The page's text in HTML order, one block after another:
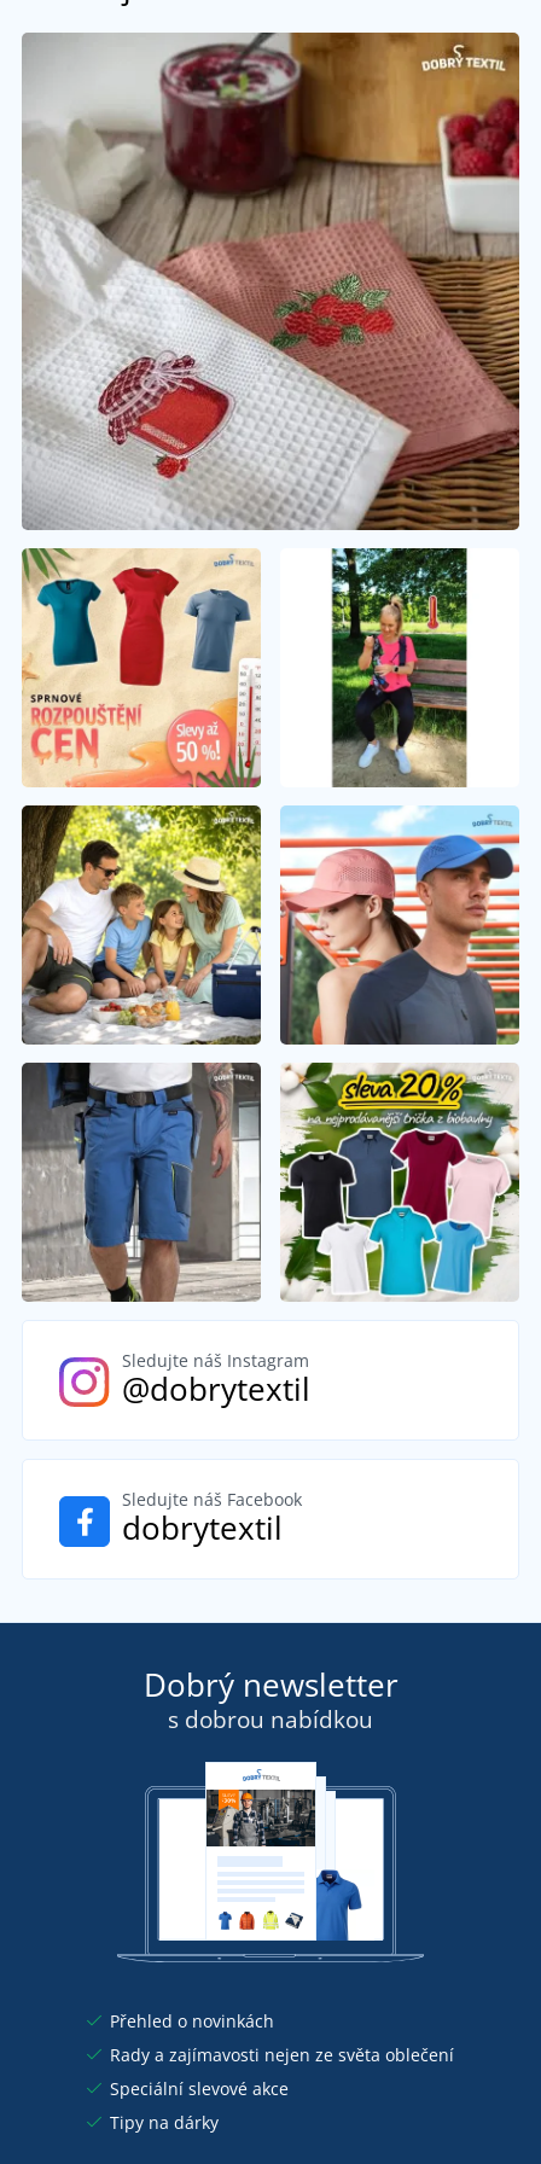
Sledujte náš Instagram
@dobrytextil
Sledujte náš Facebook
dobrytextil
Dobrý newsletter
s dobrou nabídkou
Přehled o novinkách
Rady a zajímavosti nejen ze světa oblečení
Speciální slevové akce
Tipy na dárky